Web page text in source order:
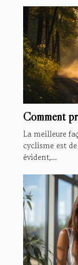
Comment
La meilleure
cyclisme est
évident,...